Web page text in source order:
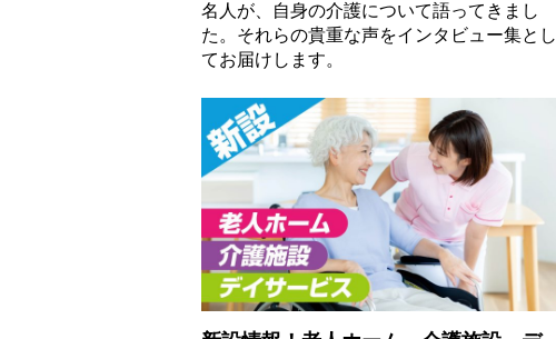
名人が、自身の介護について語ってきまし
た。それらの貴重な声をインタビュー集とし
てお届けします。